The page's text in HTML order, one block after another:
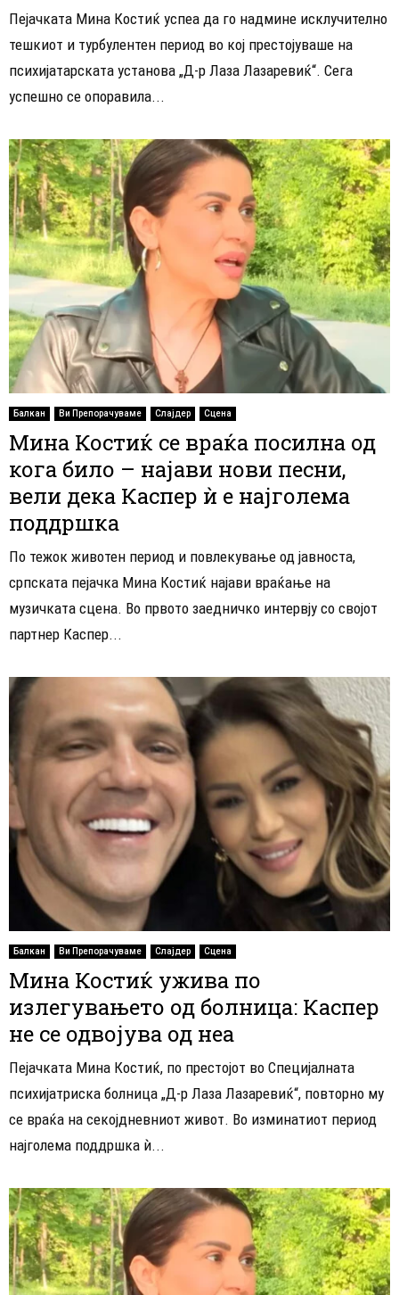
Пејачката Мина Костиќ успеа да го надмине исклучително
тешкиот и турбулентен период во кој престојуваше на
психијатарската установа „Д-р Лаза Лазаревиќ“. Сега
успешно се опоравила...
Балкан Ви Препорачуваме Слајдер Сцена
Мина Костиќ се враќа посилна од
кога било – најави нови песни,
вели дека Каспер ѝ е најголема
поддршка
По тежок животен период и повлекување од јавноста,
српската пејачка Мина Костиќ најави враќање на
музичката сцена. Во првото заедничко интервју со својот
партнер Каспер...
Балкан Ви Препорачуваме Слајдер Сцена
Мина Костиќ ужива по
излегувањето од болница: Каспер
не се одвојува од неа
Пејачката Мина Костиќ, по престојот во Специјалната
психијатриска болница „Д-р Лаза Лазаревиќ“, повторно му
се враќа на секојдневниот живот. Во изминатиот период
најголема поддршка ѝ...